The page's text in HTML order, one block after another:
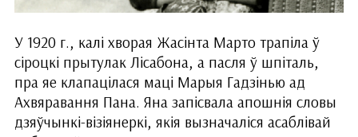
У 1920 г., калі хворая Жасінта Марто трапіла ў
сіроцкі прытулак Лісабона, а пасля ў шпіталь,
пра яе клапацілася маці Марыя Гадзінью ад
Ахвяравання Пана. Яна запісвала апошнія словы
дзяўчынкі-візіянеркі, якія вызначаліся асаблівай